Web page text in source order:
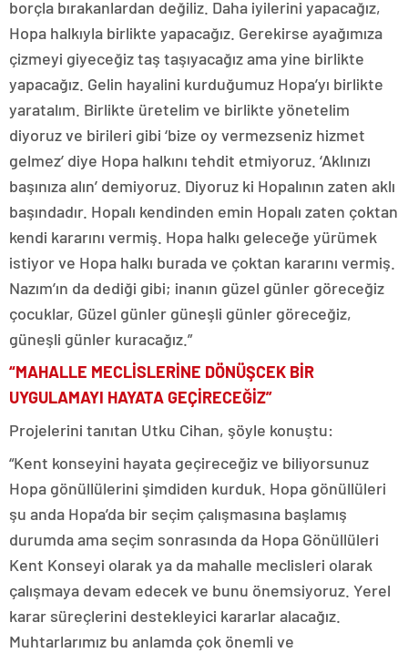
borçla bırakanlardan değiliz. Daha iyilerini yapacağız,
Hopa halkıyla birlikte yapacağız. Gerekirse ayağımıza
çizmeyi giyeceğiz taş taşıyacağız ama yine birlikte
yapacağız. Gelin hayalini kurduğumuz Hopa’yı birlikte
yaratalım. Birlikte üretelim ve birlikte yönetelim
diyoruz ve birileri gibi ‘bize oy vermezseniz hizmet
gelmez’ diye Hopa halkını tehdit etmiyoruz. ‘Aklınızı
başınıza alın’ demiyoruz. Diyoruz ki Hopalının zaten aklı
başındadır. Hopalı kendinden emin Hopalı zaten çoktan
kendi kararını vermiş. Hopa halkı geleceğe yürümek
istiyor ve Hopa halkı burada ve çoktan kararını vermiş.
Nazım’ın da dediği gibi; inanın güzel günler göreceğiz
çocuklar, Güzel günler güneşli günler göreceğiz,
güneşli günler kuracağız.”
“MAHALLE MECLİSLERİNE DÖNÜŞCEK BİR
UYGULAMAYI HAYATA GEÇİRECEĞİZ”
Projelerini tanıtan Utku Cihan, şöyle konuştu:
“Kent konseyini hayata geçireceğiz ve biliyorsunuz
Hopa gönüllülerini şimdiden kurduk. Hopa gönüllüleri
şu anda Hopa’da bir seçim çalışmasına başlamış
durumda ama seçim sonrasında da Hopa Gönüllüleri
Kent Konseyi olarak ya da mahalle meclisleri olarak
çalışmaya devam edecek ve bunu önemsiyoruz. Yerel
karar süreçlerini destekleyici kararlar alacağız.
Muhtarlarımız bu anlamda çok önemli ve